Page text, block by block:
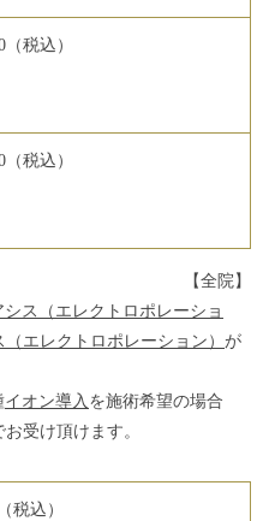
（税込）
（税込）
【全院】
シス（エレクトロポレーショ
エレクトロポレーション） が
イオン導入 を施術希望の場合
受け頂けます。
税込）